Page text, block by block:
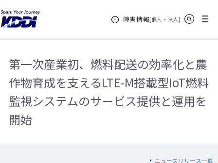
障害情報[個人 ・ 法人新規ウィンドウ
]
メニュー
KDDIホーム
次産業初、燃料配送の効率化と農作物育成を支えるLTE-M搭載型IoT燃料監視シ
ステムのサービス提供と運用を開始
第一次産業初、燃料配送の効率化と農
作物育成を支えるLTE-M搭載型IoT燃料
監視システムのサービス提供と運用を
開始
ニュースリリース一覧